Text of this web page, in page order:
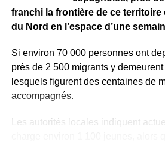
conditions d’obtention du visa.
DON'T MISS
franchi la frontière de ce territoire
du Nord en l’espace d’une
Si environ 70 000 personnes ont
près de 2 500 migrants y
lesquels figurent des centaines de
accompagnés.
Les autorités locales indiquent